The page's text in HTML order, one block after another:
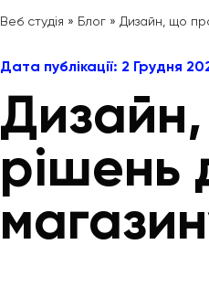
Веб студія » Блог» Дизайн, що
Дата публікації: 2 Грудня
рішень